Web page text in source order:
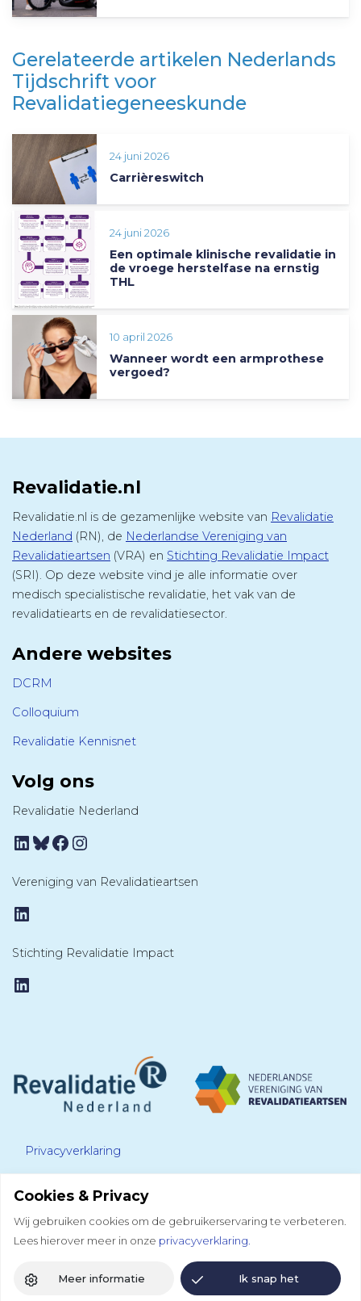
Cookies & Privacy
Wij gebruiken cookies om de gebruikerservaring te verbeteren.
Lees hierover meer in onze privacyverklaring.
Ik snap het
Meer informatie
Gerelateerde artikelen Nederlands
Tijdschrift voor
Revalidatiegeneeskunde
24 juni 2026
Carrièreswitch
24 juni 2026
Een optimale klinische revalidatie in
de vroege herstelfase na ernstig
THL
10 april 2026
Wanneer wordt een armprothese
vergoed?
Revalidatie.nl
Revalidatie.nl is de gezamenlijke website van Revalidatie
Nederland (RN), de Nederlandse Vereniging van
Revalidatieartsen (VRA) en Stichting Revalidatie Impact
(SRI). Op deze website vind je alle informatie over
medisch specialistische revalidatie, het vak van de
revalidatiearts en de revalidatiesector.
Andere websites
DCRM
Colloquium
Revalidatie Kennisnet
Volg ons
Revalidatie Nederland
LinkedIn
Bluesky
Facebook
Instagram
Vereniging van Revalidatieartsen
LinkedIn
Stichting Revalidatie Impact
LinkedIn
Privacyverklaring
Disclaimer
Colofon